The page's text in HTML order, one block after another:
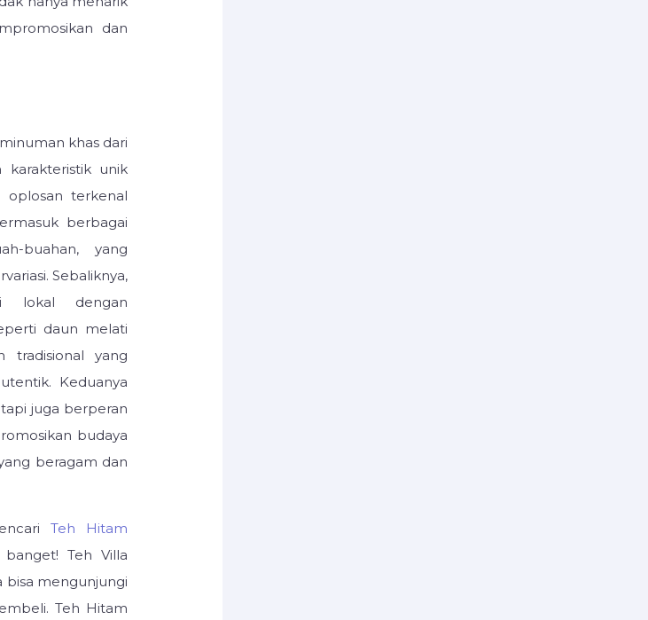
dan
khas dari
karakteristik unik
oplosan terkenal
berbagai
buahan, yang
Sebaliknya,
lokal dengan
daun melati
tradisional yang
Keduanya
juga berperan
budaya
beragam dan
Teh Hitam
Teh Villa
bisa mengunjungi
Teh Hitam